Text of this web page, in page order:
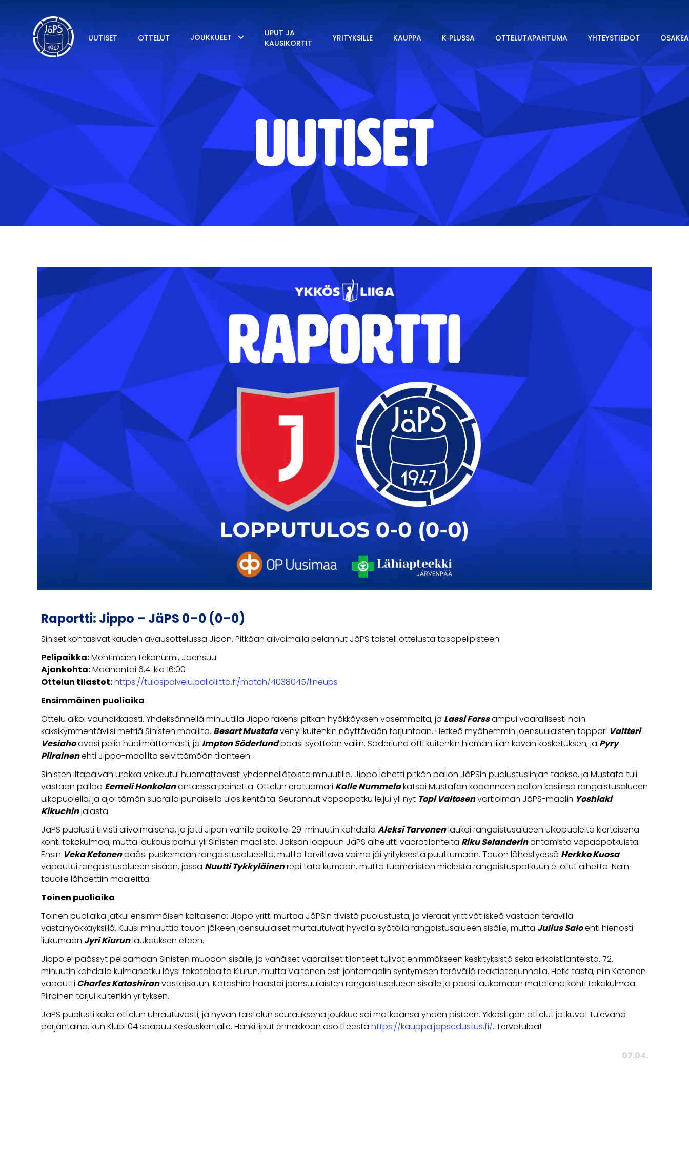
UUTISET OTTELUT JOUKKUEET
LIPUT JA
KAUSIKORTIT
YRITYKSILLE KAUPPA K‑PLUSSA OTTELUTAPAHTUMA YHTEYSTIEDOT
UUTISET
Raportti: Jippo – JäPS 0–0 (0–0)
Siniset kohtasivat kauden avausottelussa Jipon. Pitkään alivoimalla pelannut JäPS taisteli ottelusta tasapelipisteen.
Pelipaikka:Mehtimäen tekonurmi, Joensuu
Ajankohta:Maanantai 6.4. klo 16:00
Ottelun tilastot:https://tulospalvelu.palloliitto.fi/match/4038045/lineups
Ensimmäinen puoliaika
Ottelu alkoi vauhdikkaasti. Yhdeksännellä minuutilla Jippo rakensi pitkän hyökkäyksen vasemmalta, ja Lassi Forssampui vaarallisesti noin
kaksikymmentäviisi metriä Sinisten maalilta. Besart Mustafavenyi kuitenkin näyttävään torjuntaan. Hetkeä myöhemmin joensuulaisten toppari Valtteri
Vesiahoavasi peliä huolimattomasti, ja Impton Söderlundpääsi syöttöön väliin. Söderlund otti kuitenkin hieman liian kovan kosketuksen, ja Pyry
Piirainenehti Jippo-maalilta selvittämään tilanteen.
Sinisten iltapäivän urakka vaikeutui huomattavasti yhdennellätoista minuutilla. Jippo lähetti pitkän pallon JäPSin puolustuslinjan taakse, ja Mustafa tuli
vastaan palloa Eemeli Honkolanantaessa painetta. Ottelun erotuomari Kalle Nummelakatsoi Mustafan kopanneen pallon käsiinsä rangaistusalueen
ulkopuolella, ja ajoi tämän suoralla punaisella ulos kentältä. Seurannut vapaapotku leijui yli nyt Topi Valtosenvartioiman JäPS-maalin Yoshiaki
Kikuchinjalasta.
JäPS puolusti tiivisti alivoimaisena, ja jätti Jipon vähille paikoille. 29. minuutin kohdalla Aleksi Tarvonenlaukoi rangaistusalueen ulkopuolelta kierteisenä
kohti takakulmaa, mutta laukaus painui yli Sinisten maalista. Jakson loppuun JäPS aiheutti vaaratilanteita Riku Selanderinantamista vapaapotkuista.
Ensin Veka Ketonenpääsi puskemaan rangaistusalueelta, mutta tarvittava voima jäi yrityksestä puuttumaan. Tauon lähestyessä Herkko Kuosa
vapautui rangaistusalueen sisään, jossa Nuutti Tykkyläinenrepi tätä kumoon, mutta tuomariston mielestä rangaistuspotkuun ei ollut aihetta. Näin
tauolle lähdettiin maaleitta.
Toinen puoliaika
Toinen puoliaika jatkui ensimmäisen kaltaisena: Jippo yritti murtaa JäPSin tiivistä puolustusta, ja vieraat yrittivät iskeä vastaan terävillä
vastahyökkäyksillä. Kuusi minuuttia tauon jälkeen joensuulaiset murtautuivat hyvällä syötöllä rangaistusalueen sisälle, mutta Julius Saloehti hienosti
liukumaan Jyri Kiurunlaukauksen eteen.
Jippo ei päässyt pelaamaan Sinisten muodon sisälle, ja vähäiset vaaralliset tilanteet tulivat enimmäkseen keskityksistä sekä erikoistilanteista. 72.
minuutin kohdalla kulmapotku löysi takatolpalta Kiurun, mutta Valtonen esti johtomaalin syntymisen terävällä reaktiotorjunnalla. Hetki tästä, niin Ketonen
vapautti Charles Katashiranvastaiskuun. Katashira haastoi joensuulaisten rangaistusalueen sisälle ja pääsi laukomaan matalana kohti takakulmaa.
Piirainen torjui kuitenkin yrityksen.
JäPS puolusti koko ottelun uhrautuvasti, ja hyvän taistelun seurauksena joukkue sai matkaansa yhden pisteen. Ykkösliigan ottelut jatkuvat tulevana
perjantaina, kun Klubi 04 saapuu Keskuskentälle. Hanki liput ennakkoon osoitteesta https://kauppa.japsedustus.fi/. Tervetuloa!
07.04.